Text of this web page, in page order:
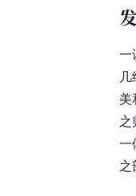
一
美
之
一
之